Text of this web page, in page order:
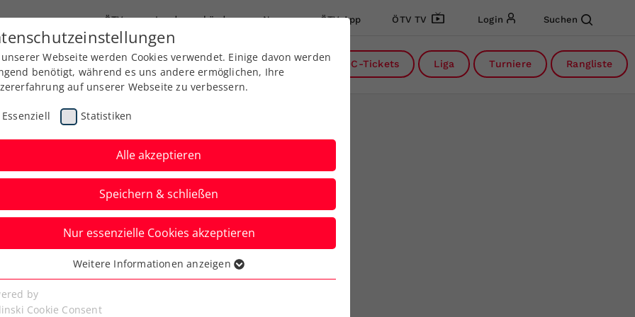
ÖTV Landesverbände News ÖTV App ÖTV TV Login Suchen
Ausbildung Services Über uns DC-Tickets Liga Turniere Rangliste
Schwärzler gewinnt
Erfahrungen
Webseite werden Cookies verwendet. Einige davon werden
benötigt, während es uns andere ermöglichen, Ihre
auf unserer Webseite zu verbessern.
Essenziell Statistiken
Alle akzeptieren
Speichern & schließen
Nur essenzielle Cookies akzeptieren
Cookies werden für grundlegende Funktionen der
benötigt. Dadurch ist gewährleistet, dass die Webseite
Weitere Informationen anzeigen
by
Cookie Consent